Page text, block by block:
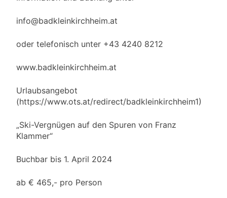
info@badkleinkirchheim.at
oder telefonisch unter +43 4240 8212
www.badkleinkirchheim.at
Urlaubsangebot
(https://www.ots.at/redirect/badkleinkirchheim1)
„Ski-Vergnügen auf den Spuren von Franz
Klammer“
Buchbar bis 1. April 2024
ab € 465,- pro Person